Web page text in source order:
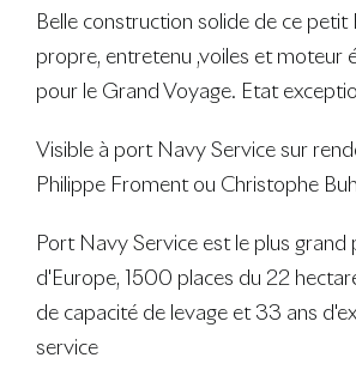
Belle construction solide de ce petit
propre, entretenu ,voiles et moteur
pour le Grand Voyage. Etat
Visible à port Navy Service sur
Philippe Froment ou Christophe
Port Navy Service est le plus grand
d'Europe, 1500 places du 22
de capacité de levage et 33 ans
service